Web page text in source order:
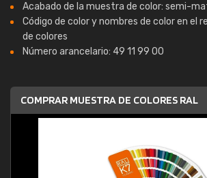
Acabado de la muestra de color: semi-
Código de color y nombres de color en el
de colores
Número arancelario: 49 11 99 00
COMPRAR MUESTRA DE COLORES RAL